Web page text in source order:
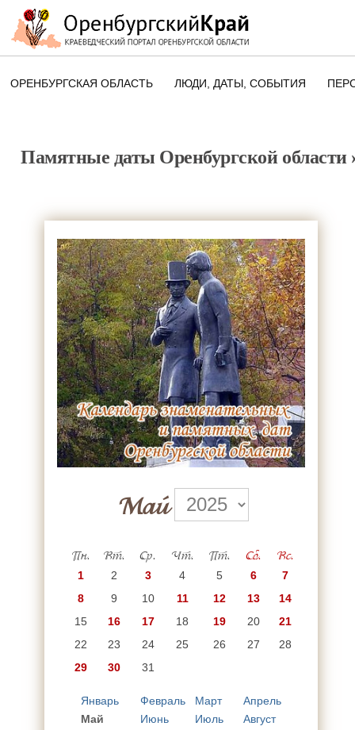
ОРЕНБУРГСКАЯ ОБЛАСТЬ ЛЮДИ, ДАТЫ, CОБЫТИЯ
ПАМЯТНЫЕ ДАТЫ
Памятные даты Оренбургской области
Май
Пн. Вт. Ср. Чт. Пт. Сб. Вс.
1 2 3 4 5 6
7
8
9 10 11 12 13
14
15
16 17 18 19 20
21
22
23 24 25 26 27
28
29
30 31
Январь Февраль Март
Апрель
Май
Июнь Июль
Август